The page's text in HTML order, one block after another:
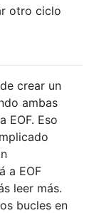
otro ciclo
crear un
ambas
EOF. Eso
a EOF
leer más.
bucles en